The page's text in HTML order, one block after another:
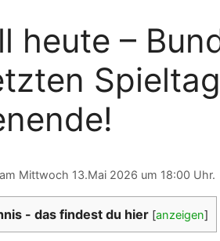
WM 2026
FIFA Fußball WM
in Europa: Tabelle
WM 2026
WM 2026
Spielort
Fußball WM
Fußball WM
PDF zum
heute –
Mittwoch 13.Mai 2026 um 18:00 Uhr.
- das findest du hier [anzeigen]